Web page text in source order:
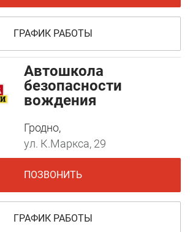
ГРАФИК РАБОТЫ
Автошкола
безопасности
вождения
Гродно,
ул. К.Маркса, 29
ПОЗВОНИТЬ
ГРАФИК РАБОТЫ